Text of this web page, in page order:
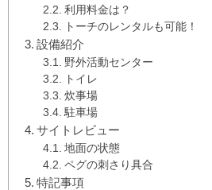
利用料金は？
トーチのレンタルも可能！
設備紹介
野外活動センター
トイレ
炊事場
駐車場
サイトレビュー
地面の状態
ペグの刺さり具合
特記事項